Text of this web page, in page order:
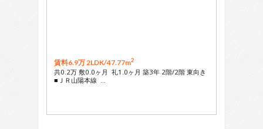
賃料6.9万 2LDK/47.77m2
共0.2万 敷0.0ヶ月 礼1.0ヶ月 築3年 2階/2階 東向き
■ＪＲ山陽本線 …